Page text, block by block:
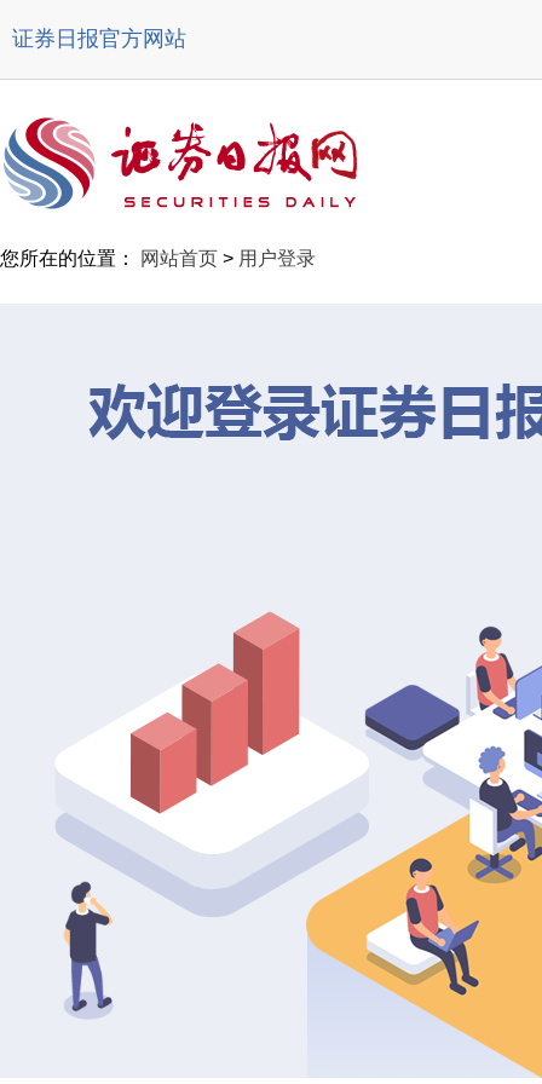
证券日报官方网站
您所在的位置： 网站首页 > 用户登录